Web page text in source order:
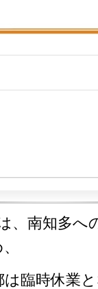
、南知多
臨時休業